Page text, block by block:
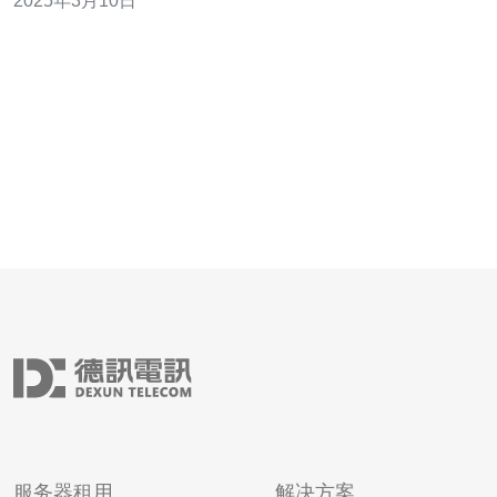
先业界的高性能解决方案。 在今天的数字化时代，高性能
服务器租用 解决方案